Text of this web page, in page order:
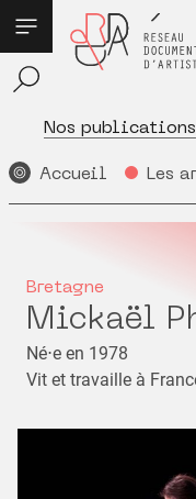
Nos publications
Accueil Les
Bretagne
Mickaël
Né⋅e en 1978
Vit et travaille à